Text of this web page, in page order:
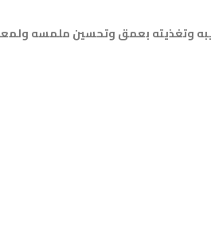
بشعرك، حيث يعمل على ترطيبه وتغذيته بعمق